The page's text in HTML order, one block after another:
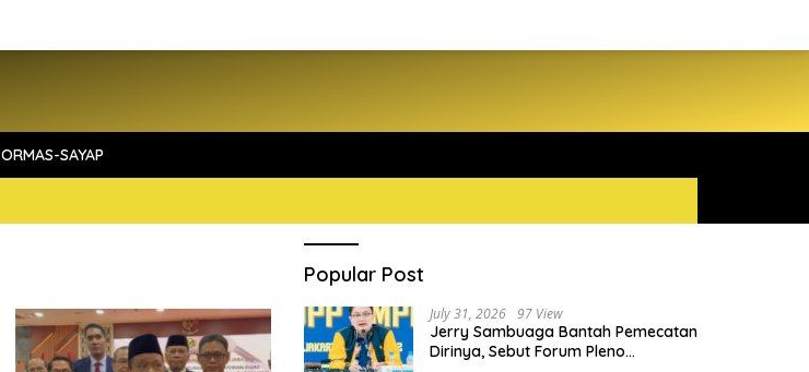
ORMAS-SAYAP
Popular Post
July 31, 2026 97 View
Jerry Sambuaga Bantah Pemecatan
Dirinya, Sebut Forum Pleno